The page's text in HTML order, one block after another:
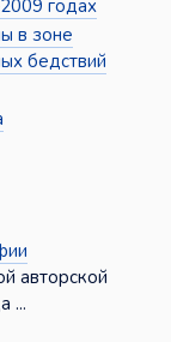
годах
в зоне
бедствий
авторской
...